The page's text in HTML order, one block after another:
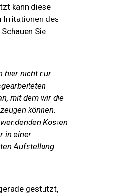
kann diese
Irritationen des
Sie
hier nicht nur
mit dem wir die
können.
Kosten
in einer
Aufstellung
gestutzt,